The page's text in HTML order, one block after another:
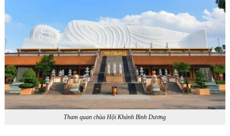
Tham quan chùa Hội Khánh Bình Dương